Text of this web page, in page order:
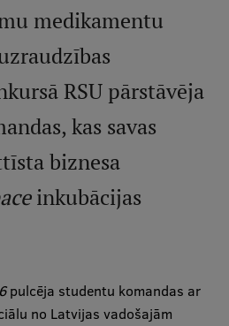
medikamentu
RSU pārstāvēja
kas savas
biznesa
inkubācijas
pulcēja studentu komandas ar
no Latvijas vadošajām